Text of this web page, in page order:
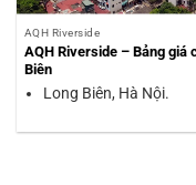
AQH Riverside
AQH Riverside – Bảng giá
Biên
Long Biên, Hà Nội.